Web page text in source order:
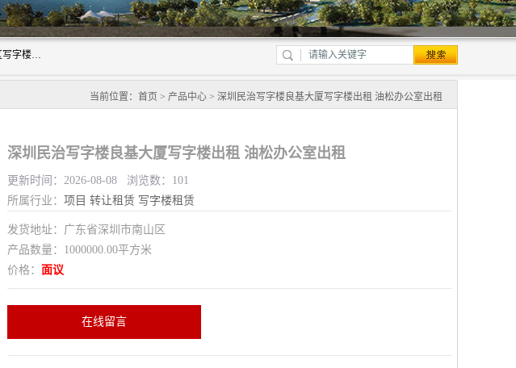
深圳鑫企通投资发展有限公司主营业务：宝安写字楼出租、车公庙写字楼出租、福田写字楼出租、福田中心区写字楼出租、光明写字楼出租、后海写字楼出租、科技园写字楼出租、南山写字楼出租等。公司专注为写字楼提供整体解决方案的化服务，依托于长期的写字楼线下运营经验和积累，以及丰富的互联网从业经验，拥有完善的服务架构体系、丰富的行业经验、与充分的销售资源。
当前位置： 首页 > 产品中心 > 深圳民治写字楼良基大厦写字楼出租 油松办公室出租
深圳民治写字楼良基大厦写字楼出租 油松办公室出租
更新时间：2026-08-08 浏览数：101
所属行业： 项目 转让租赁 写字楼租赁
发货地址：广东省深圳市南山区
产品数量：1000000.00平方米
价格： 面议
在线留言